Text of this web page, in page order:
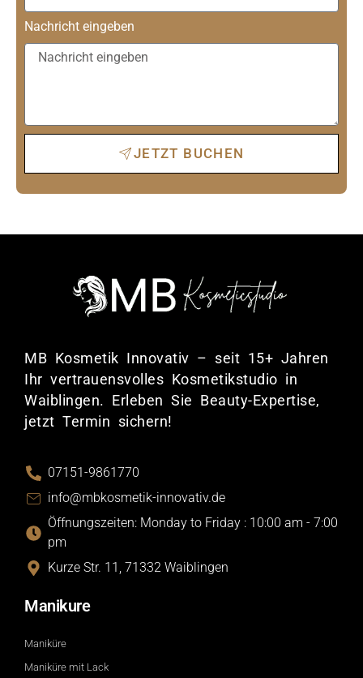
Nachricht eingeben
JETZT BUCHEN
MB Kosmetik Innovativ – seit 15+ Jahren
Ihr vertrauensvolles Kosmetikstudio in
Waiblingen. Erleben Sie Beauty-Expertise,
jetzt Termin sichern!
07151-9861770
info@mbkosmetik-innovativ.de
Öffnungszeiten: Monday to Friday : 10:00 am - 7:00
pm
Kurze Str. 11, 71332 Waiblingen
Manikure
Maniküre
Maniküre mit Lack